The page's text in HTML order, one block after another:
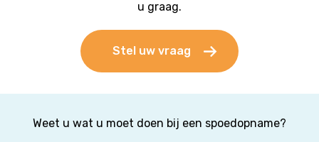
u graag.
Stel uw vraag
Weet u wat u moet doen bij een spoedopname?